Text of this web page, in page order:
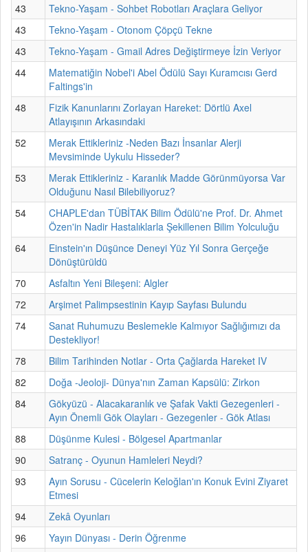
43
Tekno-Yaşam - Sohbet Robotları Araçlara Geliyor
43
Tekno-Yaşam - Otonom Çöpçü Tekne
43
Tekno-Yaşam - Gmail Adres Değiştirmeye İzin Veriyor
44
Matematiğin Nobel'i Abel Ödülü Sayı Kuramcısı Gerd
Faltings'in
48
Fizik Kanunlarını Zorlayan Hareket: Dörtlü Axel
Atlayışının Arkasındaki
52
Merak Ettikleriniz -Neden Bazı İnsanlar Alerji
Mevsiminde Uykulu Hisseder?
53
Merak Ettikleriniz - Karanlık Madde Görünmüyorsa Var
Olduğunu Nasıl Bilebiliyoruz?
54
CHAPLE'dan TÜBİTAK Bilim Ödülü'ne Prof. Dr. Ahmet
Özen'in Nadir Hastalıklarla Şekillenen Bilim Yolculuğu
64
Einstein'ın Düşünce Deneyi Yüz Yıl Sonra Gerçeğe
Dönüştürüldü
70
Asfaltın Yeni Bileşeni: Algler
72
Arşimet Palimpsestinin Kayıp Sayfası Bulundu
74
Sanat Ruhumuzu Beslemekle Kalmıyor Sağlığımızı da
Destekliyor!
78
Bilim Tarihinden Notlar - Orta Çağlarda Hareket IV
82
Doğa -Jeoloji- Dünya'nın Zaman Kapsülü: Zirkon
84
Gökyüzü - Alacakaranlık ve Şafak Vakti Gezegenleri -
Ayın Önemli Gök Olayları - Gezegenler - Gök Atlası
88
Düşünme Kulesi - Bölgesel Apartmanlar
90
Satranç - Oyunun Hamleleri Neydi?
93
Ayın Sorusu - Cücelerin Keloğlan'ın Konuk Evini Ziyaret
Etmesi
94
Zekâ Oyunları
96
Yayın Dünyası - Derin Öğrenme